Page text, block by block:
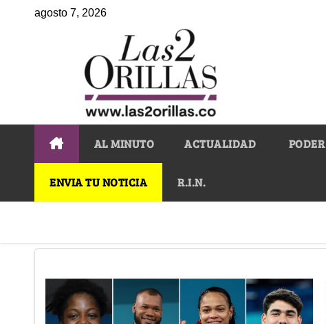
agosto 7, 2026
AL MINUTO ACTUALIDAD PODER
ENVIA TU NOTICIA R.I.N.